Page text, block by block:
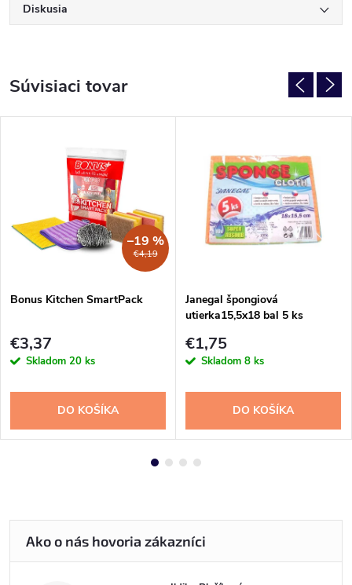
Diskusia
Súvisiaci tovar
€4,19
–19 %
Bonus Kitchen SmartPack
€3,37
Skladom 20 ks
DO KOŠÍKA
Janegal špongiová
utierka15,5x18 bal 5 ks
€1,75
Skladom 8 ks
DO KOŠÍKA